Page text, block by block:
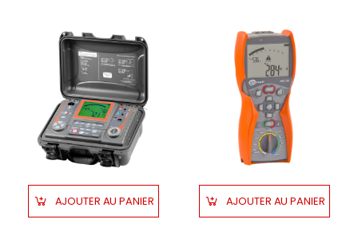
AJOUTER AU PANIER AJOUTER AU PANIER